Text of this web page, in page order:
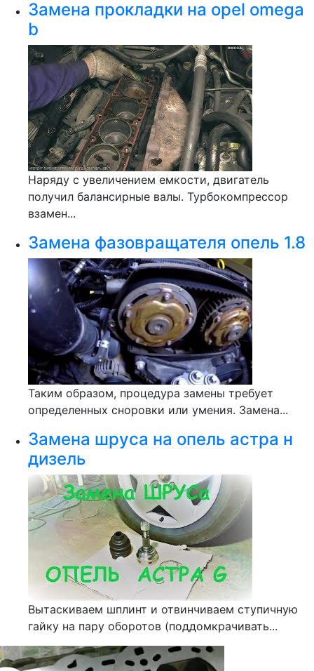
Замена прокладки на opel omega
b
Наряду с увеличением емкости, двигатель
получил балансирные валы. Турбокомпрессор
взамен...
Замена фазовращателя опель 1.8
Таким образом, процедура замены требует
определенных сноровки или умения. Замена...
Замена шруса на опель астра н
дизель
Вытаскиваем шплинт и отвинчиваем ступичную
гайку на пару оборотов (поддомкрачивать...